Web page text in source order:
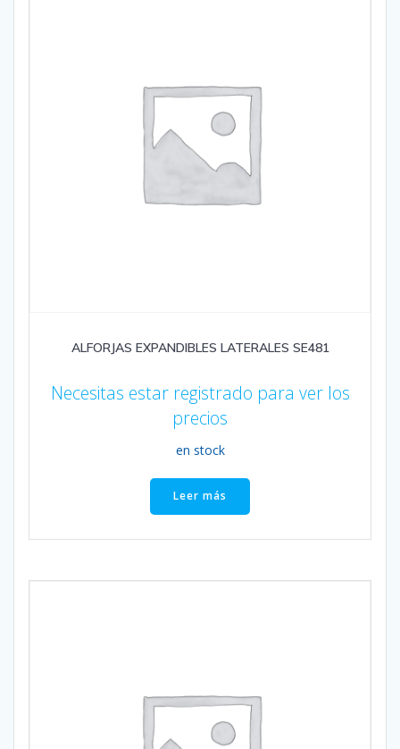
ALFORJAS EXPANDIBLES LATERALES SE481
Necesitas estar registrado para ver los
precios
en stock
Leer más